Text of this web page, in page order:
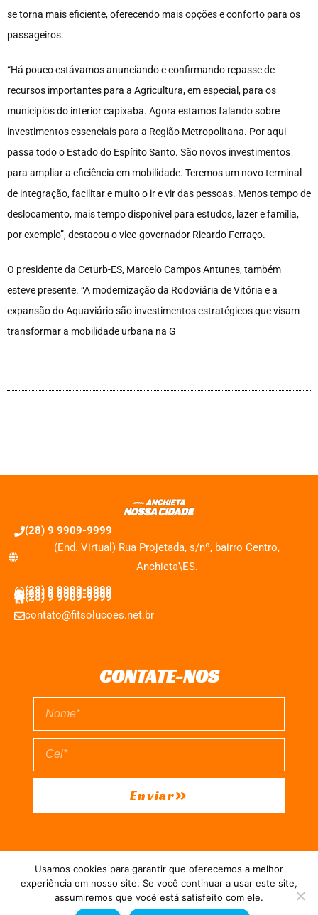
se torna mais eficiente, oferecendo mais opções e conforto para os
passageiros.
“Há pouco estávamos anunciando e confirmando repasse de
recursos importantes para a Agricultura, em especial, para os
municípios do interior capixaba. Agora estamos falando sobre
investimentos essenciais para a Região Metropolitana. Por aqui
passa todo o Estado do Espírito Santo. São novos investimentos
para ampliar a eficiência em mobilidade. Teremos um novo terminal
de integração, facilitar e muito o ir e vir das pessoas. Menos tempo de
deslocamento, mais tempo disponível para estudos, lazer e família,
por exemplo”, destacou o vice-governador Ricardo Ferraço.
O presidente da Ceturb-ES, Marcelo Campos Antunes, também
esteve presente. “A modernização da Rodoviária de Vitória e a
expansão do Aquaviário são investimentos estratégicos que visam
transformar a mobilidade urbana na G
(28) 9 9909-9999
(End. Virtual) Rua Projetada, s/nº, bairro Centro,
Anchieta\ES.
(28) 9 9909-9999
(28) 9 9909-9999
(28) 9 9909-9999
contato@fitsolucoes.net.br
CONTATE-NOS
Enviar
TERMO DE USO
Usamos cookies para garantir que oferecemos a melhor
experiência em nosso site. Se você continuar a usar este site,
assumiremos que você está satisfeito com ele.